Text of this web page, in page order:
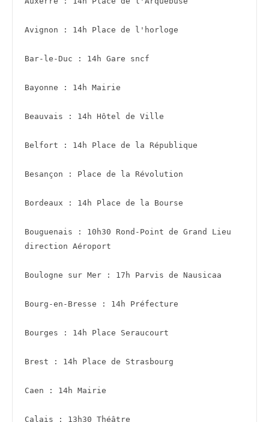
Avignon : 14h Place de l'horloge
Bar-le-Duc : 14h Gare sncf
Bayonne : 14h Mairie
Beauvais : 14h Hôtel de Ville
Belfort : 14h Place de la République
Besançon : Place de la Révolution
Bordeaux : 14h Place de la Bourse
Bouguenais : 10h30 Rond-Point de Grand Lieu
direction Aéroport
Boulogne sur Mer : 17h Parvis de Nausicaa
Bourg-en-Bresse : 14h Préfecture
Bourges : 14h Place Seraucourt
Brest : 14h Place de Strasbourg
Caen : 14h Mairie
Calais : 13h30 Théâtre